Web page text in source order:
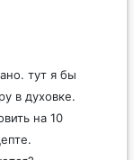
тут я бы
в духовке.
на 10